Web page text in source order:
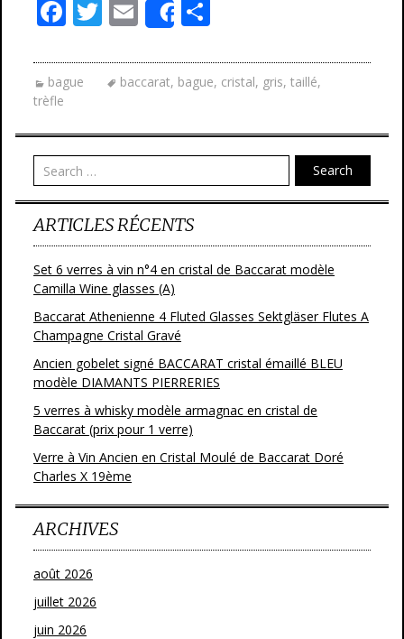
F
e
b
o
o
k
T
itt
er
E
m
ai
l
Share
ta
g
er
bague baccarat, bague, cristal, gris, taillé,
trèfle
Search
ARTICLES RÉCENTS
Set 6 verres à vin n°4 en cristal de Baccarat modèle
Camilla Wine glasses (A)
Baccarat Athenienne 4 Fluted Glasses Sektgläser Flutes A
Champagne Cristal Gravé
Ancien gobelet signé BACCARAT cristal émaillé BLEU
modèle DIAMANTS PIERRERIES
5 verres à whisky modèle armagnac en cristal de
Baccarat (prix pour 1 verre)
Verre à Vin Ancien en Cristal Moulé de Baccarat Doré
Charles X 19ème
ARCHIVES
août 2026
juillet 2026
juin 2026